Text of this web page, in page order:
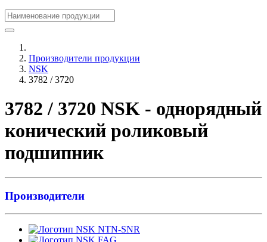
Производители продукции
NSK
3782 / 3720
3782 / 3720 NSK - однорядный
конический роликовый
подшипник
Производители
NTN-SNR